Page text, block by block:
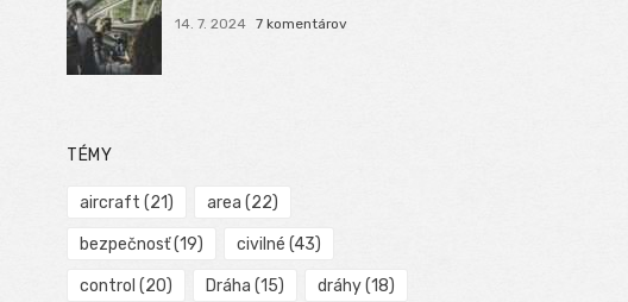
14. 7. 2024 7 komentárov
TÉMY
aircraft (21) area (22)
bezpečnosť(19) civilné (43)
control (20) Dráha (15) dráhy(18)